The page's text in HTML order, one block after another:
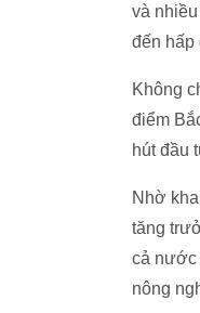
và
đến hấp
Không
điểm
hút đầu
Nhờ
tăng
cả nước
nông